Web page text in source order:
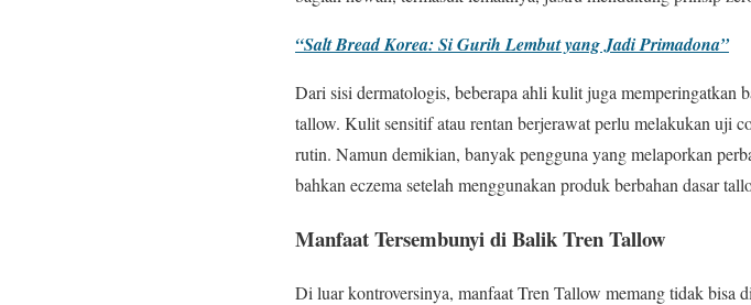
“Salt Bread Korea: Si Gurih Lembut yang Jadi Primadona”
Dari sisi dermatologis, beberapa ahli kulit juga memperingatkan
tallow. Kulit sensitif atau rentan berjerawat perlu melakukan uji
rutin. Namun demikian, banyak pengguna yang melaporkan
bahkan eczema setelah menggunakan produk berbahan dasar
Manfaat Tersembunyi di Balik Tren Tallow
Di luar kontroversinya, manfaat Tren Tallow memang tidak bisa